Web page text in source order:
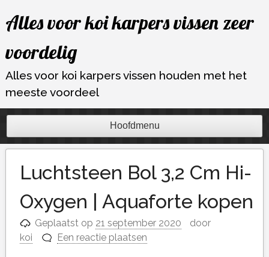
naar
inhoud
Alles voor koi karpers vissen zeer
voordelig
Alles voor koi karpers vissen houden met het
meeste voordeel
Hoofdmenu
Luchtsteen Bol 3,2 Cm Hi-
Oxygen | Aquaforte kopen
Geplaatst op 21 september 2020
door
koi
Een reactie plaatsen